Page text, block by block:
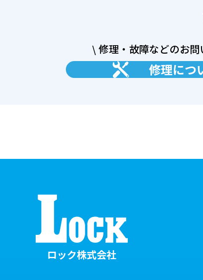
\ 修理・故障などのお
修理につ
ロック株式会社